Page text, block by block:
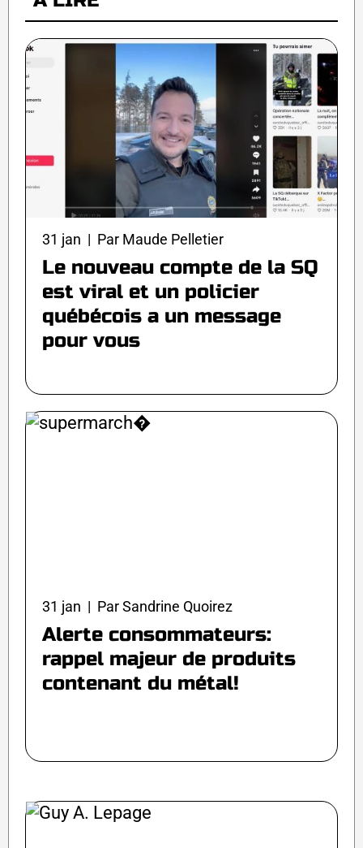
31 jan | Par Maude Pelletier
Le nouveau compte de la SQ
est viral et un policier
québécois a un message
pour vous
31 jan | Par Sandrine Quoirez
Alerte consommateurs:
rappel majeur de produits
contenant du métal!